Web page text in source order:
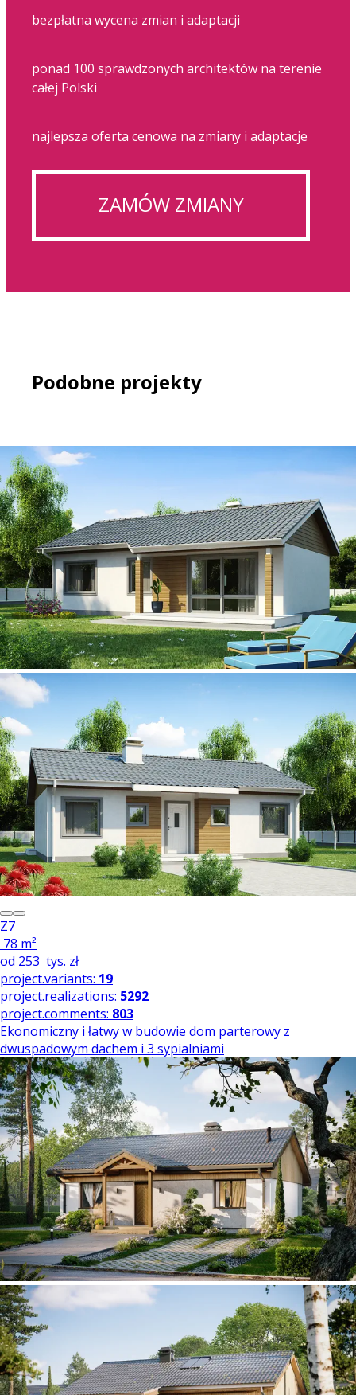
bezpłatna wycena zmian i adaptacji
ponad 100 sprawdzonych architektów na terenie
całej Polski
najlepsza oferta cenowa na zmiany i adaptacje
ZAMÓW ZMIANY
Podobne projekty
Z7
78 m²
od 253 tys. zł
project.variants: 19
project.realizations: 5292
project.comments: 803
Ekonomiczny i łatwy w budowie dom parterowy z
dwuspadowym dachem i 3 sypialniami